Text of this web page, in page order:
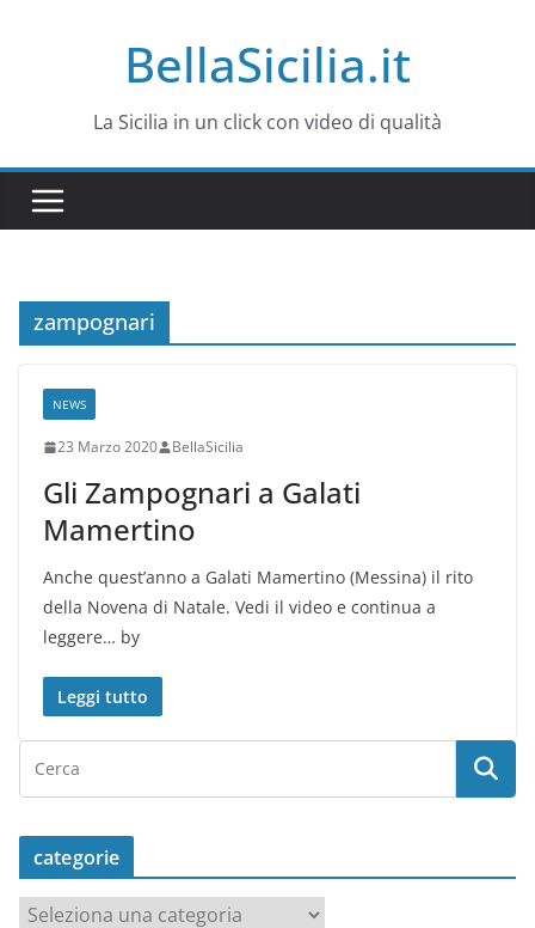
BellaSicilia.it
La Sicilia in un click con video di qualità
zampognari
NEWS
23 Marzo 2020 BellaSicilia
Gli Zampognari a Galati
Mamertino
Anche quest’anno a Galati Mamertino (Messina) il rito
della Novena di Natale. Vedi il video e continua a
leggere… by
Leggi tutto
categorie